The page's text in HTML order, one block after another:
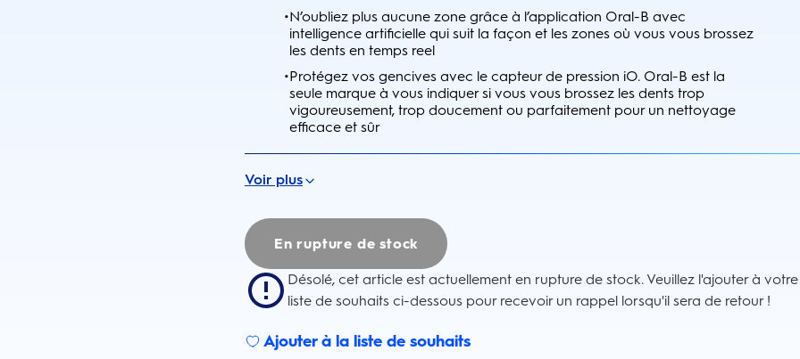
•N’oubliez plus aucune zone grâce à l’application Oral-B avec
intelligence artificielle qui suit la façon et les zones où vous vous brossez
les dents en temps reel
•Protégez vos gencives avec le capteur de pression iO. Oral-B est la
seule marque à vous indiquer si vous vous brossez les dents trop
vigoureusement, trop doucement ou parfaitement pour un nettoyage
efficace et sûr
Voir plus
En rupture de stock
Désolé, cet article est actuellement en rupture de stock. Veuillez l'ajouter à votre
liste de souhaits ci-dessous pour recevoir un rappel lorsqu'il sera de retour !
Ajouter à la liste de souhaits